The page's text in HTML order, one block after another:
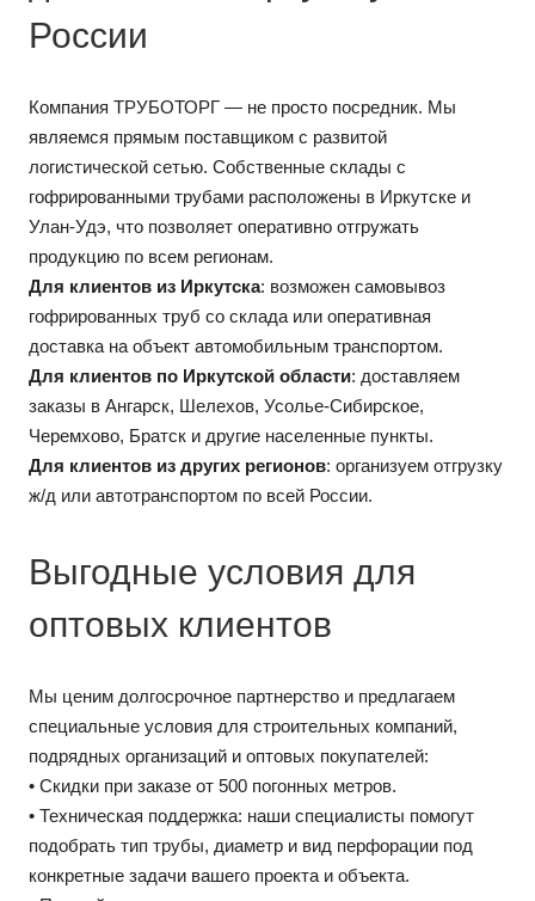
России
Компания ТРУБОТОРГ — не просто посредник. Мы
являемся прямым поставщиком с развитой
логистической сетью. Собственные склады с
гофрированными трубами расположены в Иркутске и
Улан-Удэ, что позволяет оперативно отгружать
продукцию по всем регионам.
Для клиентов из Иркутска: возможен самовывоз
гофрированных труб со склада или оперативная
доставка на объект автомобильным транспортом.
Для клиентов по Иркутской области: доставляем
заказы в Ангарск, Шелехов, Усолье-Сибирское,
Черемхово, Братск и другие населенные пункты.
Для клиентов из других регионов: организуем отгрузку
ж/д или автотранспортом по всей России.
Выгодные условия для
оптовых клиентов
Мы ценим долгосрочное партнерство и предлагаем
специальные условия для строительных компаний,
подрядных организаций и оптовых покупателей:
• Скидки при заказе от 500 погонных метров.
• Техническая поддержка: наши специалисты помогут
подобрать тип трубы, диаметр и вид перфорации под
конкретные задачи вашего проекта и объекта.